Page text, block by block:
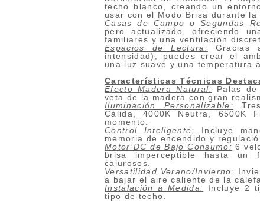
techo blanco, creando un
usar con el Modo Brisa durante la
Casas de Campo o Segundas
pero actualizado, ofreciendo
familiares y una ventilación
Espacios de Lectura: Gracias
intensidad), puedes crear el
una luz suave y una temperatura
Características Técnicas
Efecto Madera Natural: Palas
veta de la madera con gran
Iluminación Personalizable:
Cálida, 4000K Neutra,
momento.
Control Inteligente:
Incluye
memoria de encendido y
Motor DC de Bajo Consumo: 6
brisa imperceptible hasta
calurosos.
Versatilidad Verano/Invierno:
a bajar el aire caliente de la
Instalación a Medida: Incluye 2
tipo de techo.